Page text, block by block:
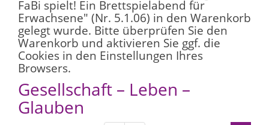
FaBi spielt! Ein Brettspielabend für
Erwachsene" (Nr. 5.1.06) in den Warenkorb
gelegt wurde. Bitte überprüfen Sie den
Warenkorb und aktivieren Sie ggf. die
Cookies in den Einstellungen Ihres
Browsers.
Gesellschaft – Leben –
Glauben